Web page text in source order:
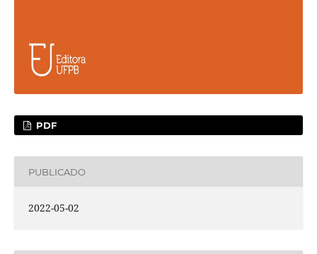
PDF
PUBLICADO
2022-05-02